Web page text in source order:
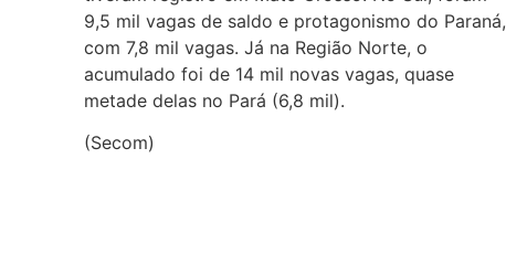
9,5 mil vagas de saldo e protagonismo do Paraná,
com 7,8 mil vagas. Já na Região Norte, o
acumulado foi de 14 mil novas vagas, quase
metade delas no Pará (6,8 mil).
(Secom)